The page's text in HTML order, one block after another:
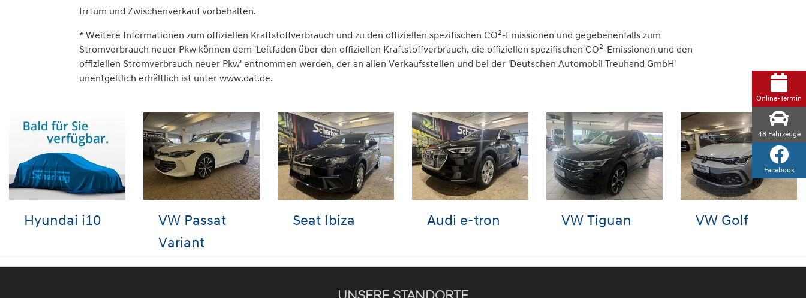
Irrtum und Zwischenverkauf vorbehalten.
* Weitere Informationen zum offiziellen Kraftstoffverbrauch und zu den offiziellen spezifischen CO2-Emissionen und gegebenenfalls zum
Stromverbrauch neuer Pkw können dem 'Leitfaden über den offiziellen Kraftstoffverbrauch, die offiziellen spezifischen CO2-Emissionen und den
offiziellen Stromverbrauch neuer Pkw' entnommen werden, der an allen Verkaufsstellen und bei der 'Deutschen Automobil Treuhand GmbH'
unentgeltlich erhältlich ist unter www.dat.de.
Hyundai i10
VW Passat
Variant
Seat Ibiza Audi e-tron VW Tiguan VW Golf
Online-Termin
48Fahrzeuge
Facebook